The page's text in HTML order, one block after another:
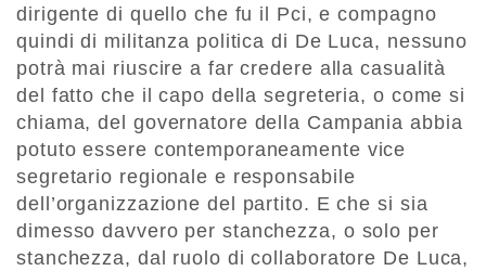
dirigente di quello che fu il Pci, e compagno
quindi di militanza politica di De Luca, nessuno
potrà mai riuscire a far credere alla casualità
del fatto che il capo della segreteria, o come si
chiama, del governatore della Campania abbia
potuto essere contemporaneamente vice
segretario regionale e responsabile
dell’organizzazione del partito. E che si sia
dimesso davvero per stanchezza, o solo per
stanchezza, dal ruolo di collaboratore De Luca,